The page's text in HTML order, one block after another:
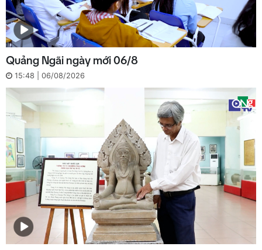
Quảng Ngãi ngày mới 06/8
15:48 | 06/08/2026